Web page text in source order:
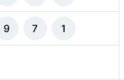
9 7 1